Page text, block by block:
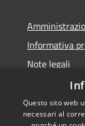
Informativa
Note legali
Questo sito web
necessari al